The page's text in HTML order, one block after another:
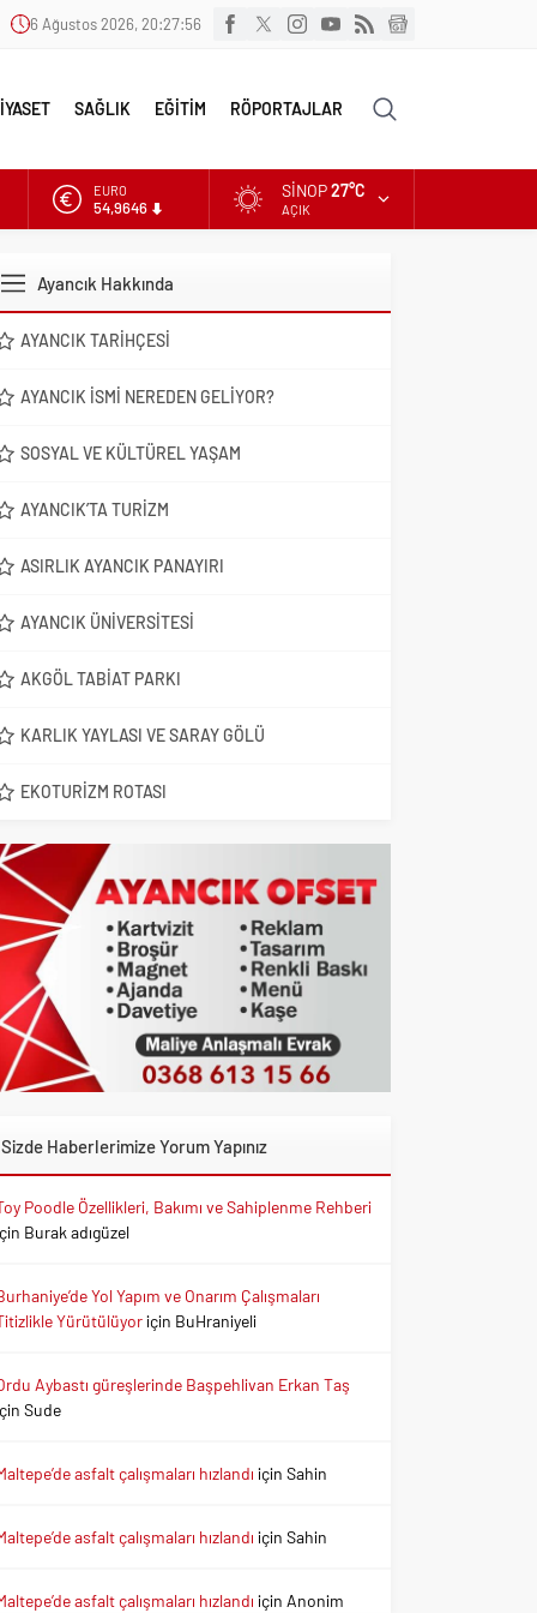
6 Ağustos 2026, 20:27:57
SAĞLIK EĞİTİM RÖPORTAJLAR
EURO
54,9646
DOLAR
47,5939
SINOP27°C
AÇIK
Ayancık Hakkında
AYANCIK TARIHÇESI
AYANCIK İSMI NEREDEN GELIYOR?
SOSYAL VE KÜLTÜREL YAŞAM
AYANCIK’TA TURIZM
ASIRLIK AYANCIK PANAYIRI
AYANCIK ÜNIVERSITESI
AKGÖL TABIAT PARKI
KARLIK YAYLASI VE SARAY GÖLÜ
EKOTURIZM ROTASI
Sizde Haberlerimize Yorum Yapınız
Poodle Özellikleri, Bakımı ve Sahiplenme Rehberi
Burak adıgüzel
Yol Yapım ve Onarım Çalışmaları
Yürütülüyoriçin BuHraniyeli
Aybastı güreşlerinde Başpehlivan Erkan Taş
Sude
asfalt çalışmaları hızlandı içinSahin
asfalt çalışmaları hızlandı içinSahin
asfalt çalışmaları hızlandı için Anonim